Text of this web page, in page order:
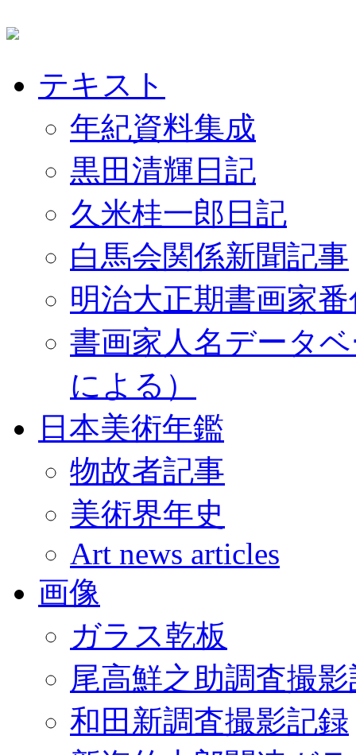
テキスト
年紀資料集成
黒田清輝日記
久米桂一郎日記
白馬会関係新聞記事
明治大正期書画家
書画家人名データ
による）
日本美術年鑑
物故者記事
美術界年史
Art news articles
画像
ガラス乾板
尾高鮮之助調査撮
和田新調査撮影記録